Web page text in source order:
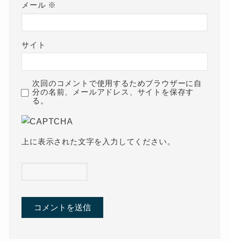
メール ※
サイト
次回のコメントで使用するためブラウザーに自
分の名前、メールアドレス、サイトを保存す
る。
上に表示された文字を入力してください。